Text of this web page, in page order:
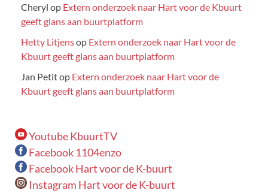
Cheryl op Extern onderzoek naar Hart voor de Kbuurt
geeft glans aan buurtplatform
Hetty Litjensop Extern onderzoek naar Hart voor de
Kbuurt geeft glans aan buurtplatform
Jan Petitop Extern onderzoek naar Hart voor de
Kbuurt geeft glans aan buurtplatform
Youtube KbuurtTV
Facebook 1104enzo
Facebook Hart voor de K-buurt
Instagram Hart voor de K-buurt